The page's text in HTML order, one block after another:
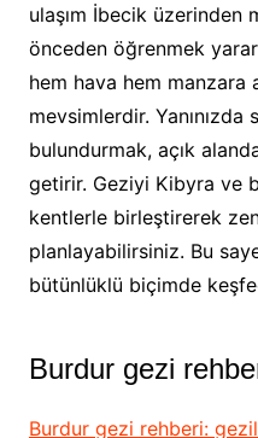
ulaşım İbecik üzerinden
önceden öğrenmek
hem hava hem manzara
mevsimlerdir.
bulundurmak, açık
getirir. Geziyi Kibyra ve
kentlerle birleştirerek
planlayabilirsiniz. Bu
bütünlüklü biçimde
Burdur gezi
Burdur gezi rehberi: